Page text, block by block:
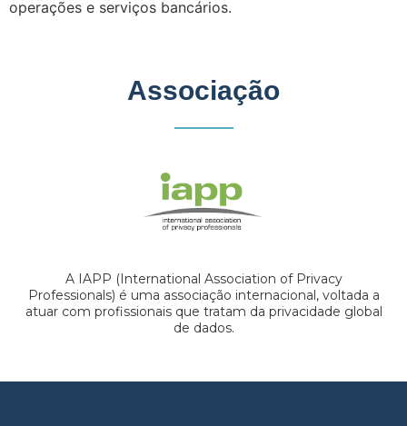
operações e serviços bancários.
Associação
A IAPP (International Association of Privacy
Professionals) é uma associação internacional, voltada a
atuar com profissionais que tratam da privacidade global
de dados.